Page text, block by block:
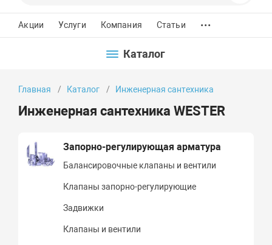
Акции Услуги Компания Статьи ...
Каталог
Главная Каталог Инженерная сантехника
Инженерная сантехника WESTER
Запорно-регулирующая арматура
Балансировочные клапаны и вентили
Клапаны запорно-регулирующие
Задвижки
Клапаны и вентили